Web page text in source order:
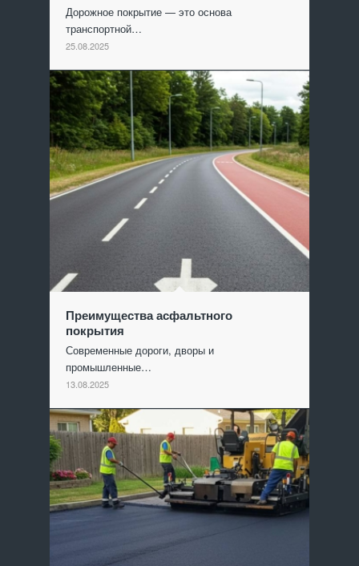
Дорожное покрытие — это основа
транспортной…
25.08.2025
Преимущества асфальтного
покрытия
Современные дороги, дворы и
промышленные…
13.08.2025